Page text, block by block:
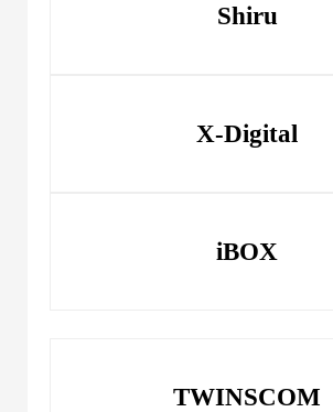
Shiru
X-Digital
iBOX
TWINSCOM